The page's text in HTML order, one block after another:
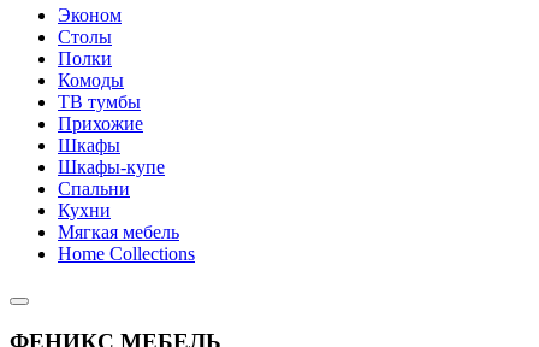
Эконом
Столы
Полки
Комоды
ТВ тумбы
Прихожие
Шкафы
Шкафы-купе
Спальни
Кухни
Мягкая мебель
Home Collections
ФЕНИКС МЕБЕЛЬ